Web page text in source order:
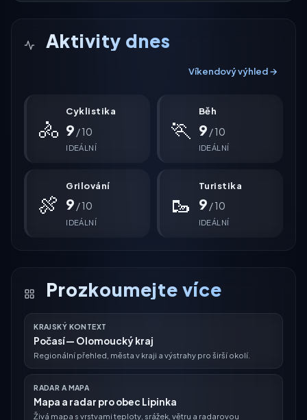
Aktivity dnes
Víkendový výhled →
🚴
Cyklistika
9 / 10
IDEÁLNÍ
🏃
Běh
9 / 10
IDEÁLNÍ
🍖
Grilování
9 / 10
IDEÁLNÍ
🥾
Turistika
9 / 10
IDEÁLNÍ
Prozkoumejte více
KRAJSKÝ KONTEXT
Počasí — Olomoucký kraj
Regionální přehled, města v kraji a výstrahy pro širší okolí.
RADAR A MAPA
Mapa a radar pro obec Lipinka
Živá mapa s vrstvami teploty, srážek, větru a radarovou